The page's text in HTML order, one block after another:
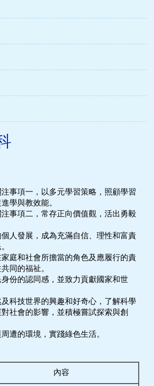
事項一，以多元學習策略，照顧學習
學與教效能。
事項二，常存正向價值觀，活出勇毅
人發展，成為充滿自信、理性和富責
庭和社會所擔當的角色及應履行的責
同的福祉。
份的認同感，並致力貢獻國家和世
科技世界的興趣和好奇心，了解科學
社會的影響，並積極嘗試探索與創
遭的環境，實踐綠色生活。
內容